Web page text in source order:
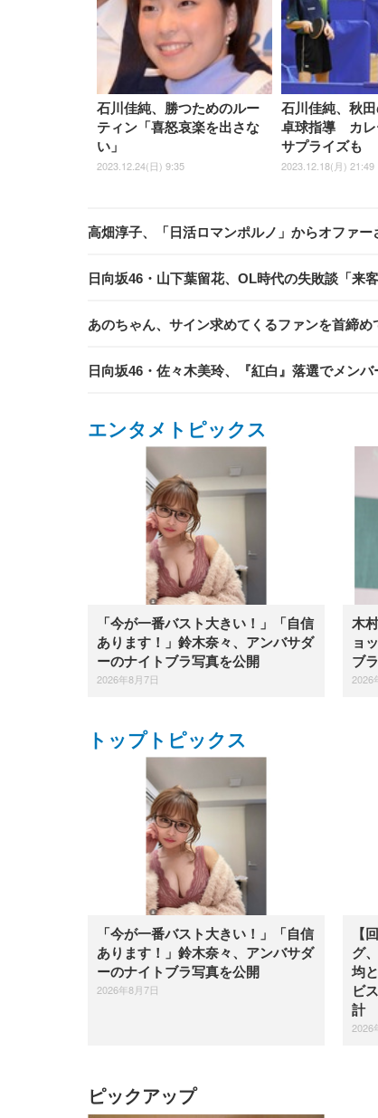
石川佳純、勝つためのルー
ティン「喜怒哀楽を出さな
い」
2023.12.24(日) 9:35
石川佳純、秋
卓球指導 カレ
サプライズも
2023.12.18(月) 21:49
高畑淳子、「日活ロマンポルノ」からオファー
日向坂46・山下葉留花、OL時代の失敗談「来
あのちゃん、サイン求めてくるファンを首締
日向坂46・佐々木美玲、『紅白』落選でメン
エンタメトピックス
「今が一番バスト大きい！」「自信
あります！」鈴木奈々、アンバサダ
ーのナイトブラ写真を公開
2026年8月7日
木
ョ
ブ
2026
トップトピックス
「今が一番バスト大きい！」「自信
あります！」鈴木奈々、アンバサダ
ーのナイトブラ写真を公開
2026年8月7日
【
グ
均
ビ
計
2026
ピックアップ